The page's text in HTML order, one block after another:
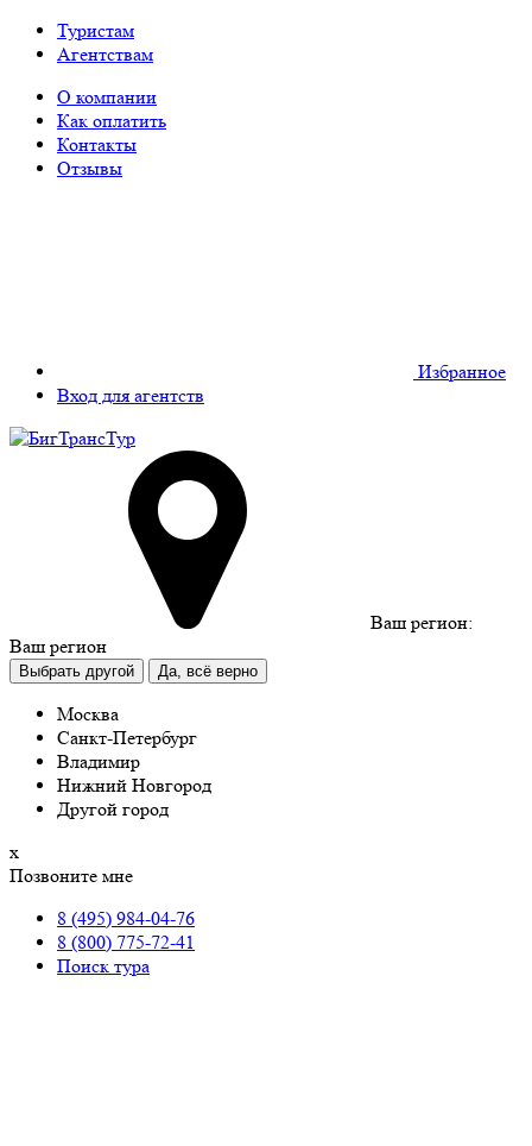
Туристам
Агентствам
О компании
Как оплатить
Контакты
Отзывы
Избранное
Вход для агентств
Ваш регион:
Ваш регион
Выбрать другой Да, всё верно
Москва
Санкт-Петербург
Владимир
Нижний Новгород
Другой город
х
Позвоните мне
8 (495) 984-04-76
8 (800) 775-72-41
Поиск тура